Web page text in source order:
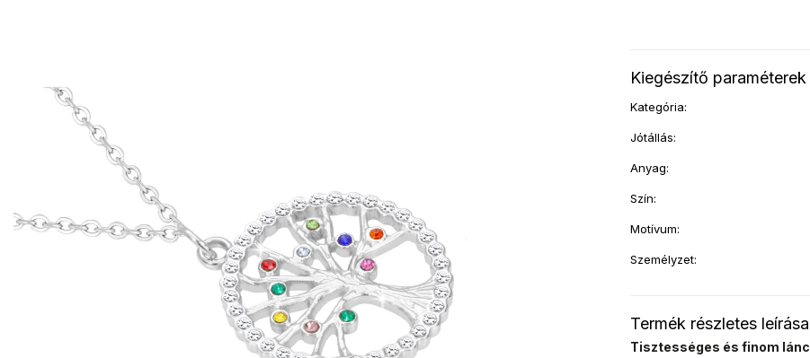
Termék részletes leírása
Tisztességes és finom
Kiegészítő paraméterek
Kategória:
Jótállás:
Anyag:
Szín:
Motívum:
Személyzet: